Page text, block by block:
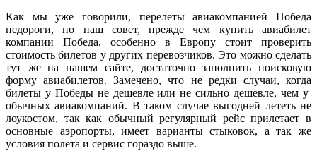
Как мы уже говорили, перелеты авиакомпанией Победа
недороги, но наш совет, прежде чем купить авиабилет
компании Победа, особенно в Европу стоит проверить
стоимость билетов у других перевозчиков. Это можно сделать
тут же на нашем сайте, достаточно заполнить поисковую
форму авиабилетов. Замечено, что не редки случаи, когда
билеты у Победы не дешевле или не сильно дешевле, чем у
обычных авиакомпаний. В таком случае выгодней лететь не
лоукостом, так как обычный регулярный рейс прилетает в
основные аэропорты, имеет варианты стыковок, а так же
условия полета и сервис гораздо выше.